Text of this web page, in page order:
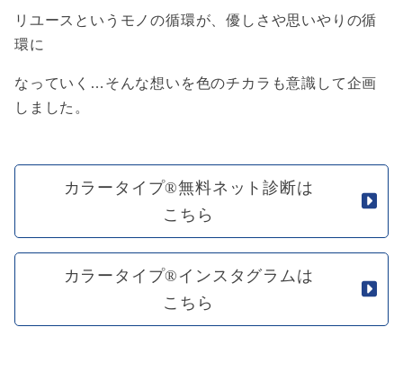
リユースというモノの循環が、優しさや思いやりの循
環に
なっていく…そんな想いを色のチカラも意識して企画
しました。
カラータイプ®無料ネット診断は
こちら
カラータイプ®インスタグラムは
こちら